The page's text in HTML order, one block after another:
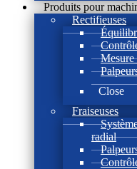
Produits pour
Rectifieuses
Mesure
Close
Fraiseuses
radial